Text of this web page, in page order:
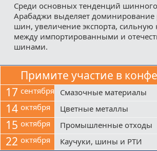
Среди основных тенденций
Арабаджи выделяет
шин, увеличение экспорта,
между импортированными и
шинами.
Примите участие в
17 сентября Смазочные материалы
14 октября Цветные металлы
15 октября Промышленные отходы
22 октября Каучуки, шины и РТИ